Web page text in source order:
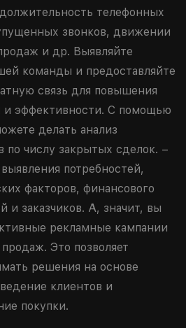
телефонных
звонков, движении
и др. Выявляйте
команды и предоставляйте
связь для повышения
и эффективности. С помощью
делать анализ
по числу закрытых сделок. –
потребностей,
факторов, финансового
и заказчиков. А, значит, вы
рекламные кампании
Это позволяет
решения на основе
клиентов и
покупки.